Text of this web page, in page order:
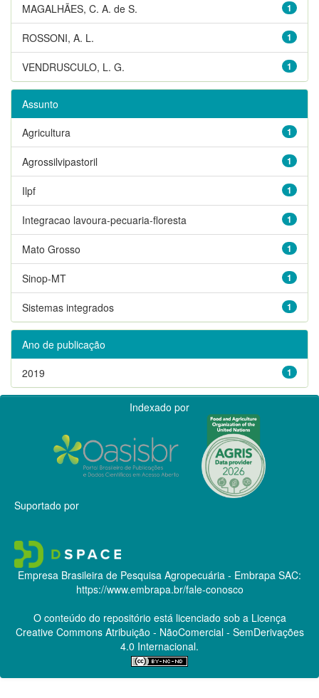
1
MAGALHÃES, C. A. de S.
1
ROSSONI, A. L.
1
VENDRUSCULO, L. G.
Assunto
1
Agricultura
1
Agrossilvipastoril
1
Ilpf
1
Integracao lavoura-pecuaria-floresta
1
Mato Grosso
1
Sinop-MT
1
Sistemas integrados
Ano de publicação
1
2019
Indexado por
Suportado por
Empresa Brasileira de Pesquisa Agropecuária - Embrapa SAC:
https://www.embrapa.br/fale-conosco
O conteúdo do repositório está licenciado sob a Licença
Creative CommonsAtribuição - NãoComercial - SemDerivações
4.0 Internacional.